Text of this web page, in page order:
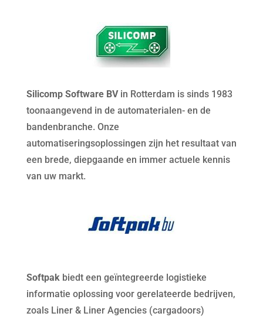
Silicomp Software BVin Rotterdam is sinds 1983
toonaangevend in de automaterialen- en de
bandenbranche. Onze
automatiseringsoplossingen zijn het resultaat van
een brede, diepgaande en immer actuele kennis
van uw markt.
Softpak biedt een geïntegreerde logistieke
informatie oplossing voor gerelateerde bedrijven,
zoals Liner & Liner Agencies (cargadoors)